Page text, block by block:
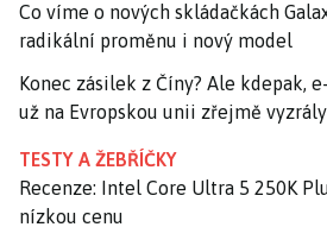
Co víme o nových skládačkách
radikální proměnu i nový model
Konec zásilek z Číny? Ale kdepak,
už na Evropskou unii zřejmě vyzrály
TESTY A ŽEBŘÍČKY
Recenze: Intel Core Ultra 5 250K
nízkou cenu